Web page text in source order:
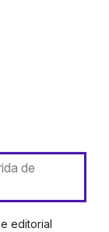
de
editorial